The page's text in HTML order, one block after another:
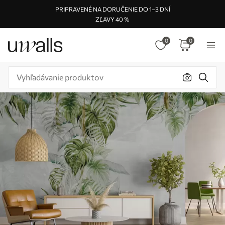
PRIPRAVENÉ NA DORUČENIE DO 1–3 DNÍ
ZĽAVY 40 %
0 0